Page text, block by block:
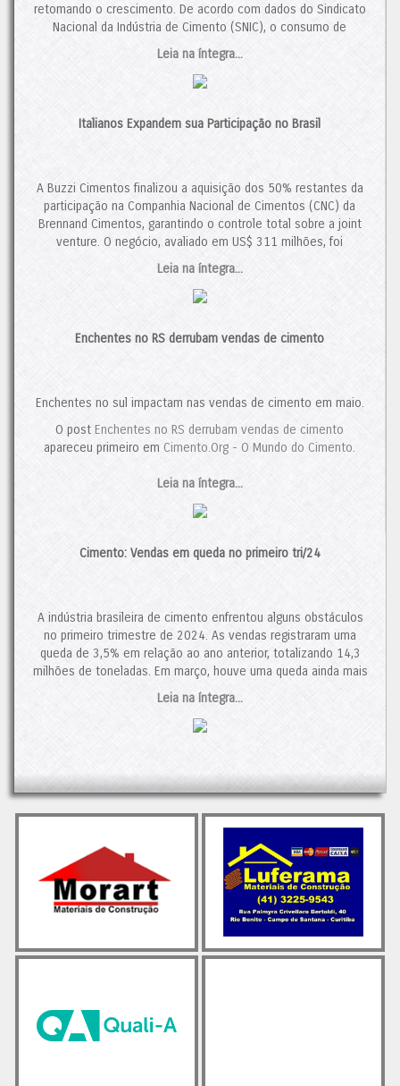
retomando o crescimento. De acordo com dados do Sindicato
Nacional da Indústria de Cimento (SNIC), o consumo de
cimento totalizou 64,7 milhões de toneladas, um aumento de
3,9% em relação a 2023. Esse resultado representa […]
Indústria do Cimento em 2024 e as Perspectivas para
Cimento.
Leia na íntegra...
Italianos Expandem sua Participação no Brasil
A Buzzi Cimentos finalizou a aquisição dos 50% restantes da
participação na Companhia Nacional de Cimentos (CNC) da
Brennand Cimentos, garantindo o controle total sobre a joint
venture. O negócio, avaliado em US$ 311 milhões, foi
aprovado pelo Conselho Administrativo de Defesa Econômica
(CADE). Analistas ressaltam que a recuperação da demanda,
juntamente com o crescimento do setor da construção civil,
para 2024 aponta para um crescimento de 3,7%. No entanto,
Contudo, se o consumo de cimento mantiver sua trajetória de
crescimento em 2025, isso poderá proporcionar um alívio ao
setor, interrompendo, assim, a tendência de concentração de
mercado.
Italianos Expandem sua Participação no Brasil
Cimento.Org - O Mundo do Cimento
Leia na íntegra...
Enchentes no RS derrubam vendas de cimento
Enchentes no sul impactam nas vendas de cimento em maio.
O post Enchentes no RS derrubam vendas de cimento
apareceu primeiro em Cimento.Org - O Mundo do Cimento.
Leia na íntegra...
Cimento: Vendas em queda no primeiro tri/24
A indústria brasileira de cimento enfrentou alguns obstáculos
no primeiro trimestre de 2024. As vendas registraram uma
queda de 3,5% em relação ao ano anterior, totalizando 14,3
milhões de toneladas. Em março, houve uma queda ainda mais
acentuada, com 10,6% menos vendas do que no mesmo
período de 2023.
A redução nas vendas é atribuída a uma combinação de
na renda das famílias e o aumento do endividamento também
Apesar desses desafios, ainda há esperança no horizonte. O
setor de construção mantém um otimismo cauteloso,
especialmente em relação ao segmento de preparação de
terrenos e às obras de infraestrutura e residenciais. O
mercado imobiliário de baixa renda está se recuperando,
impulsionado principalmente por reformulações nos programas
habitacionais e novas opções de financiamento.
vendas quanto dos piores resultados.
Leia na íntegra...